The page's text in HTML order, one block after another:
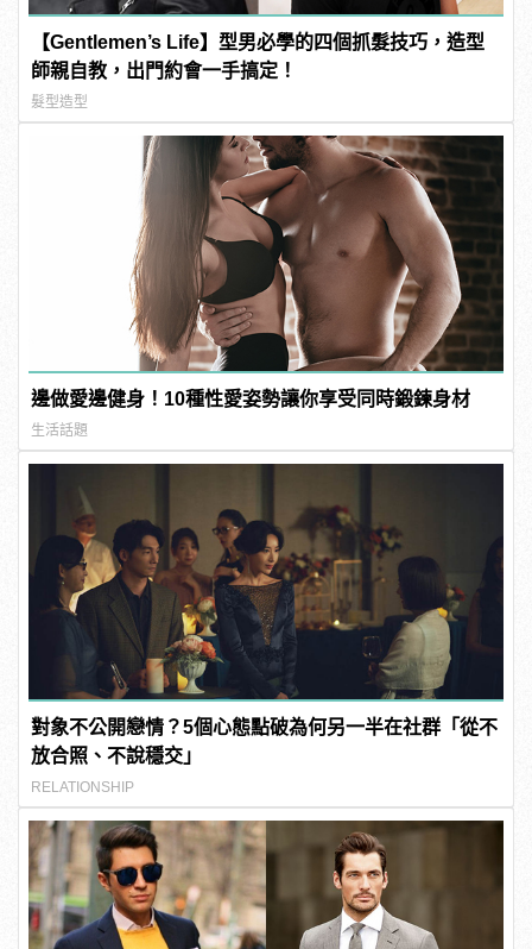
【Gentlemen’s Life】型男必學的四個抓髮技巧，造型
師親自教，出門約會一手搞定！
髮型造型
邊做愛邊健身！10種性愛姿勢讓你享受同時鍛鍊身材
生活話題
對象不公開戀情？5個心態點破為何另一半在社群「從不
放合照、不說穩交」
RELATIONSHIP